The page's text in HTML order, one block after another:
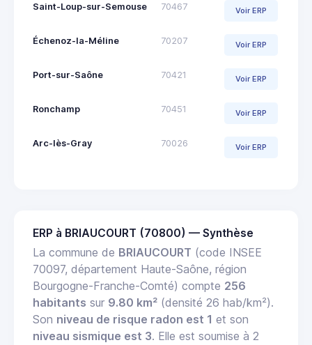
Saint-Loup-sur-Semouse 70467 Voir ERP
Échenoz-la-Méline 70207 Voir ERP
Port-sur-Saône 70421 Voir ERP
Ronchamp 70451 Voir ERP
Arc-lès-Gray 70026 Voir ERP
ERP à BRIAUCOURT (70800) — Synthèse
La commune de BRIAUCOURT (code INSEE
70097, département Haute-Saône, région
Bourgogne-Franche-Comté) compte 256
habitants sur 9.80 km² (densité 26 hab/km²).
Son niveau de risque radon est 1 et son
niveau sismique est 3. Elle est soumise à 2